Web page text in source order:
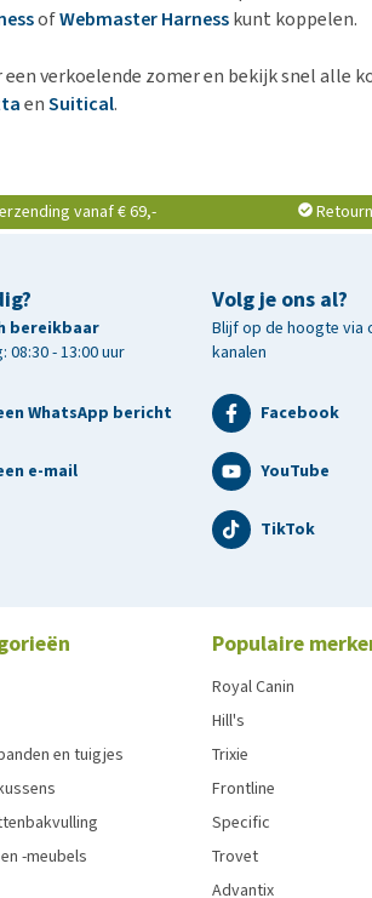
ofWebmaster Harnesskunt koppelen.
verkoelende zomer en bekijk snel alle
enSuitical.
vanaf € 69,-
bereikbaar
- 13:00 uur
WhatsApp bericht
e-mail
Volg je ons al?
Blijf op de hoogte via
kanalen
Facebook
YouTube
TikTok
en tuigjes
-meubels
Populaire
Royal Canin
Hill's
Trixie
Frontline
Specific
Trovet
Advantix